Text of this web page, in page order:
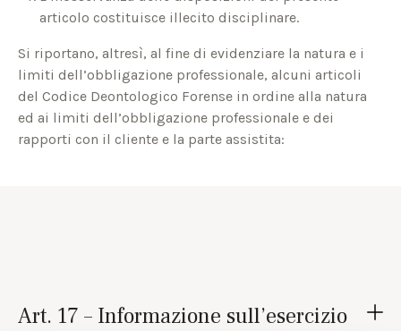
articolo costituisce illecito disciplinare.
Si riportano, altresì, al fine di evidenziare la natura e i
limiti dell’obbligazione professionale, alcuni articoli
del Codice Deontologico Forense in ordine alla natura
ed ai limiti dell’obbligazione professionale e dei
rapporti con il cliente e la parte assistita:
Art. 17 – Informazione sull’esercizio